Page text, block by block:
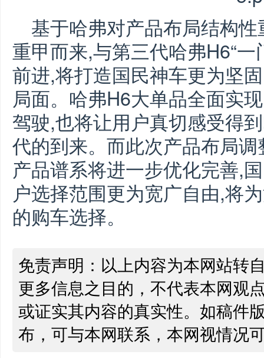
基于哈弗对产品布局结构
重甲而来,与第三代哈弗H6“
前进,将打造国民神车更为坚
局面。哈弗H6大单品全面实
驾驶,也将让用户真切感受得
代的到来。而此次产品布局
产品谱系将进一步优化完善,
户选择范围更为宽广自由,将
的购车选择。
免责声明：以上内容为本网站转
更多信息之目的，不代表本网观
或证实其内容的真实性。如稿件
布，可与本网联系，本网视情况